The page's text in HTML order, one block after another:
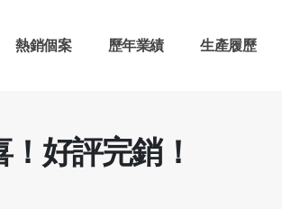
熱銷個案 歷年業績 生產履歷
好評完銷！